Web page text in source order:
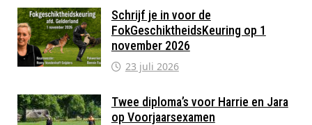
Schrijf je in voor de
FokGeschiktheidsKeuring op 1
november 2026
23 juli 2026
Twee diploma’s voor Harrie en Jara
op Voorjaarsexamen